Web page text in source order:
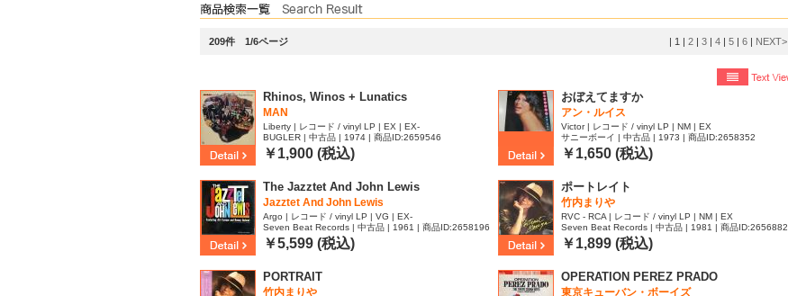
209件 1/6ページ | 1 | 2 | 3 | 4 | 5 | 6 | NEXT>
Rhinos, Winos + Lunatics
MAN
Liberty | レコード / vinyl LP | EX | EX-
BUGLER | 中古品 | 1974 | 商品ID:2659546
￥1,900 (税込)
おぼえてますか
アン・ルイス
Victor | レコード / vinyl LP | NM | EX
サニーボーイ | 中古品 | 1973 | 商品ID:2658352
￥1,650 (税込)
The Jazztet And John Lewis
Jazztet And John Lewis
Argo | レコード / vinyl LP | VG | EX-
Seven Beat Records | 中古品 | 1961 | 商品ID:2658196
￥5,599 (税込)
ポートレイト
竹内まりや
RVC - RCA | レコード / vinyl LP | NM | EX
Seven Beat Records | 中古品 | 1981 | 商品ID:2656882
￥1,899 (税込)
PORTRAIT
竹内まりや
OPERATION PEREZ PRADO
東京キューバン・ボーイズ